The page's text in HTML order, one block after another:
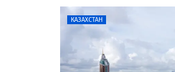
КАЗАХСТАН